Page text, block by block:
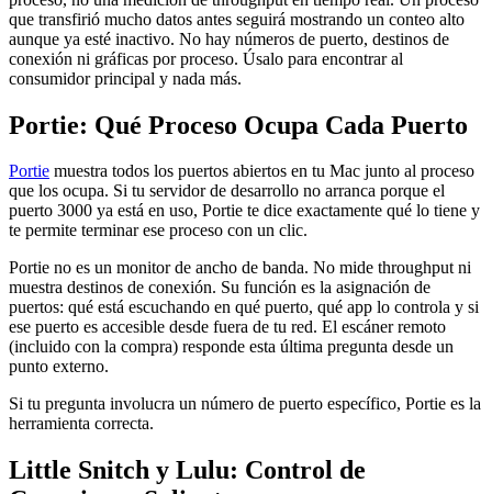
que transfirió mucho datos antes seguirá mostrando un conteo alto
aunque ya esté inactivo. No hay números de puerto, destinos de
conexión ni gráficas por proceso. Úsalo para encontrar al
consumidor principal y nada más.
Portie: Qué Proceso Ocupa Cada Puerto
Portie muestra todos los puertos abiertos en tu Mac junto al proceso
que los ocupa. Si tu servidor de desarrollo no arranca porque el
puerto 3000 ya está en uso, Portie te dice exactamente qué lo tiene y
te permite terminar ese proceso con un clic.
Portie no es un monitor de ancho de banda. No mide throughput ni
muestra destinos de conexión. Su función es la asignación de
puertos: qué está escuchando en qué puerto, qué app lo controla y si
ese puerto es accesible desde fuera de tu red. El escáner remoto
(incluido con la compra) responde esta última pregunta desde un
punto externo.
Si tu pregunta involucra un número de puerto específico, Portie es la
herramienta correcta.
Little Snitch y Lulu: Control de